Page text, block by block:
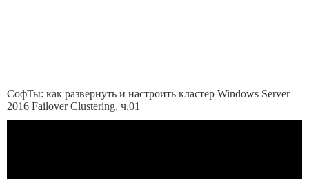
СофТы: как развернуть и настроить кластер Windows Server
2016 Failover Clustering, ч.01